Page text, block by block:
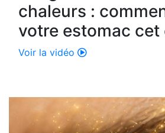
chaleurs :
votre estomac cet
Voir la vidéo